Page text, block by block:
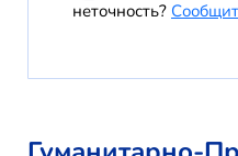
неточность?